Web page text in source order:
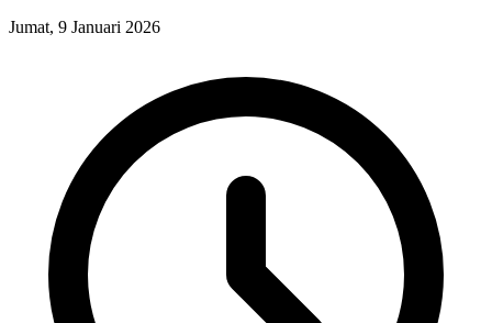
Jumat, 9 Januari 2026